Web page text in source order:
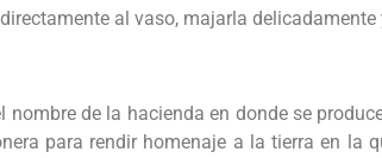
al vaso, majarla
nombre de la hacienda en donde se
para rendir homenaje a la tierra en la